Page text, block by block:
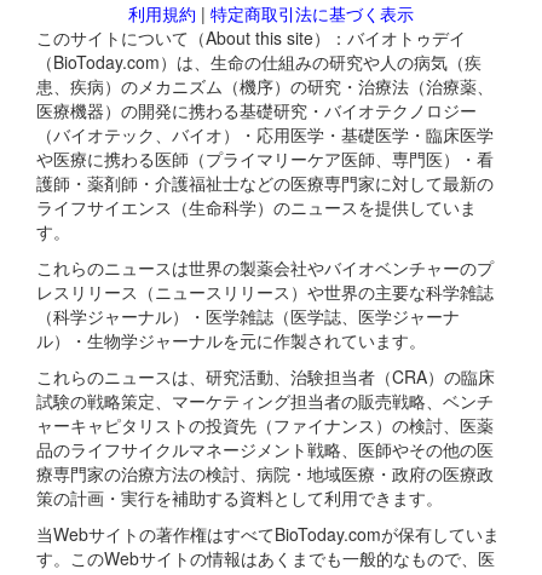
利用規約 | 特定商取引法に基づく表示
このサイトについて（About this site）：バイオトゥデイ
（BioToday.com）は、生命の仕組みの研究や人の病気（疾
患、疾病）のメカニズム（機序）の研究・治療法（治療薬、
医療機器）の開発に携わる基礎研究・バイオテクノロジー
（バイオテック、バイオ）・応用医学・基礎医学・臨床医学
や医療に携わる医師（プライマリーケア医師、専門医）・看
護師・薬剤師・介護福祉士などの医療専門家に対して最新の
ライフサイエンス（生命科学）のニュースを提供していま
す。
これらのニュースは世界の製薬会社やバイオベンチャーのプ
レスリリース（ニュースリリース）や世界の主要な科学雑誌
（科学ジャーナル）・医学雑誌（医学誌、医学ジャーナ
ル）・生物学ジャーナルを元に作製されています。
これらのニュースは、研究活動、治験担当者（CRA）の臨床
試験の戦略策定、マーケティング担当者の販売戦略、ベンチ
ャーキャピタリストの投資先（ファイナンス）の検討、医薬
品のライフサイクルマネージメント戦略、医師やその他の医
療専門家の治療方法の検討、病院・地域医療・政府の医療政
策の計画・実行を補助する資料として利用できます。
当Webサイトの著作権はすべてBioToday.comが保有していま
す。このWebサイトの情報はあくまでも一般的なもので、医